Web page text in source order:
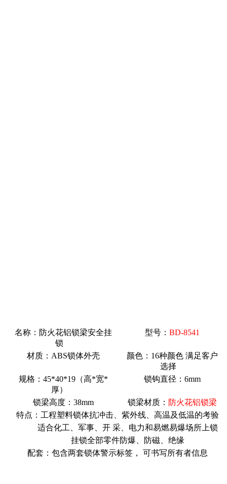
名称： 防火花铝锁梁安全挂
锁
型号： BD-8541
材质：ABS锁体外壳
颜色：16种颜色 满足客户
选择
规格：45*40*19（高*宽*
厚）
锁钩直径：6mm
锁梁高度：38mm 锁梁材质： 防火花铝锁梁
特点：工程塑料锁体抗冲击、紫外线、高温及低温的考验
适合化工、军事、开 采、电力和易燃易爆场所上锁
挂锁全部零件防爆、防磁、绝缘
配套：包含两套锁体警示标签， 可书写所有者信息